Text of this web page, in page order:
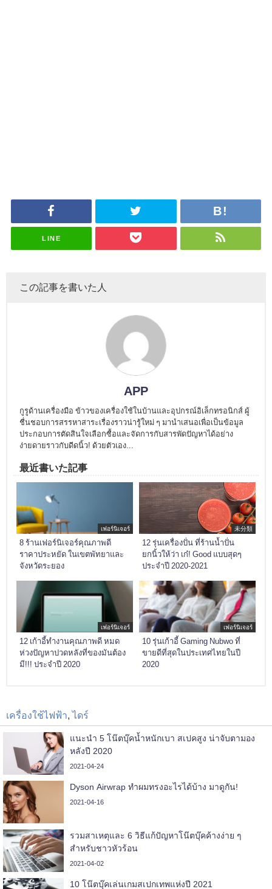
LINE
この記事を書いた人
APP
กูรูด้านเครื่องมือ ข้าวของเครื่องใช้ในบ้านและอุปกรณ์อิเล็กทรอนิกส์ ผู้
ชื่นชอบการสรรหาสาระเรื่องราวน่ารู้ใหม่ ๆ มานำเสนอเพื่อเป็นข้อมูล
ประกอบการตัดสินใจเลือกซื้อและจัดการกับสารพัดปัญหาได้อย่าง
ง่ายดายราวกับดีดนิ้ว! ด้วยตัวเอง...
最近書いた記事
เฟอร์นิเจอร์
8 ร้านเฟอร์นิเจอร์คุณภาพดี
ราคาประหยัด ในเขตพัทยาและ
จังหวัดระยอง
未分類
12 รุ่นเครื่องปั่น ที่ร้านน้ำปั่น
ยกนิ้วให้ว่า เก๋! Good แบบสุดๆ
ประจำปี 2020-2021
เฟอร์นิเจอร์
12 เก้าอี้ทำงานคุณภาพดี หมด
ห่วงปัญหาปวดหลังที่ของมันต้อง
มี!!! ประจำปี 2020
เฟอร์นิเจอร์
10 รุ่นเก้าอี้ Gaming Nubwo ที่
ขายดีที่สุดในประเทศไทยในปี
2020
เครื่องใช้ไฟฟ้า,ไดร์
แนะนำ 5 โน๊ตบุ๊คน้ำหนักเบา สเปคสูง น่าจับตามอง
หลังปี 2020
2021-04-24
Dyson Airwrap ทำผมทรงอะไรได้บ้าง มาดูกัน!
2021-04-16
รวมสาเหตุและ 6 วิธีแก้ปัญหาโน๊ตบุ๊คค้างง่าย ๆ
สำหรับชาวหัวร้อน
2021-04-02
10 โน๊ตบุ๊คเล่นเกมสเปกเทพแห่งปี 2021